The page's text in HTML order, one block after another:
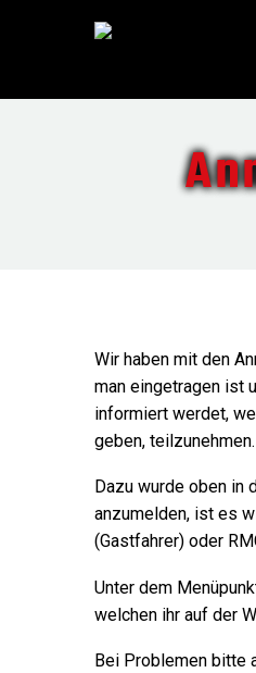
Wir haben mit den
man eingetragen ist
informiert werdet,
geben, teilzunehmen.
Dazu wurde oben in
anzumelden, ist es
(Gastfahrer) oder
Unter dem
welchen ihr auf der
Bei Problemen bitte